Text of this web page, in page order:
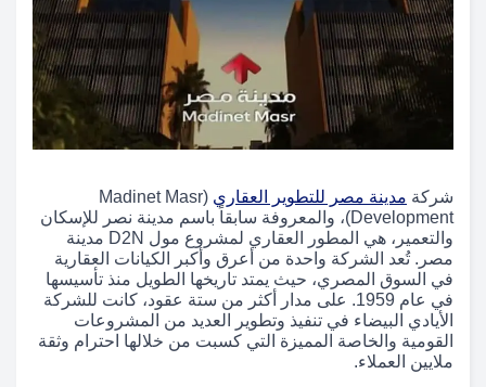
شركة مدينة مصر للتطوير العقاري (Madinet Masr
Development)، والمعروفة سابقاً باسم مدينة نصر للإسكان
والتعمير، هي المطور العقاري لمشروع مول D2N مدينة
مصر. تُعد الشركة واحدة من أعرق وأكبر الكيانات العقارية
في السوق المصري، حيث يمتد تاريخها الطويل منذ تأسيسها
في عام 1959. على مدار أكثر من ستة عقود، كانت للشركة
الأيادي البيضاء في تنفيذ وتطوير العديد من المشروعات
القومية والخاصة المميزة التي كسبت من خلالها احترام وثقة
ملايين العملاء.